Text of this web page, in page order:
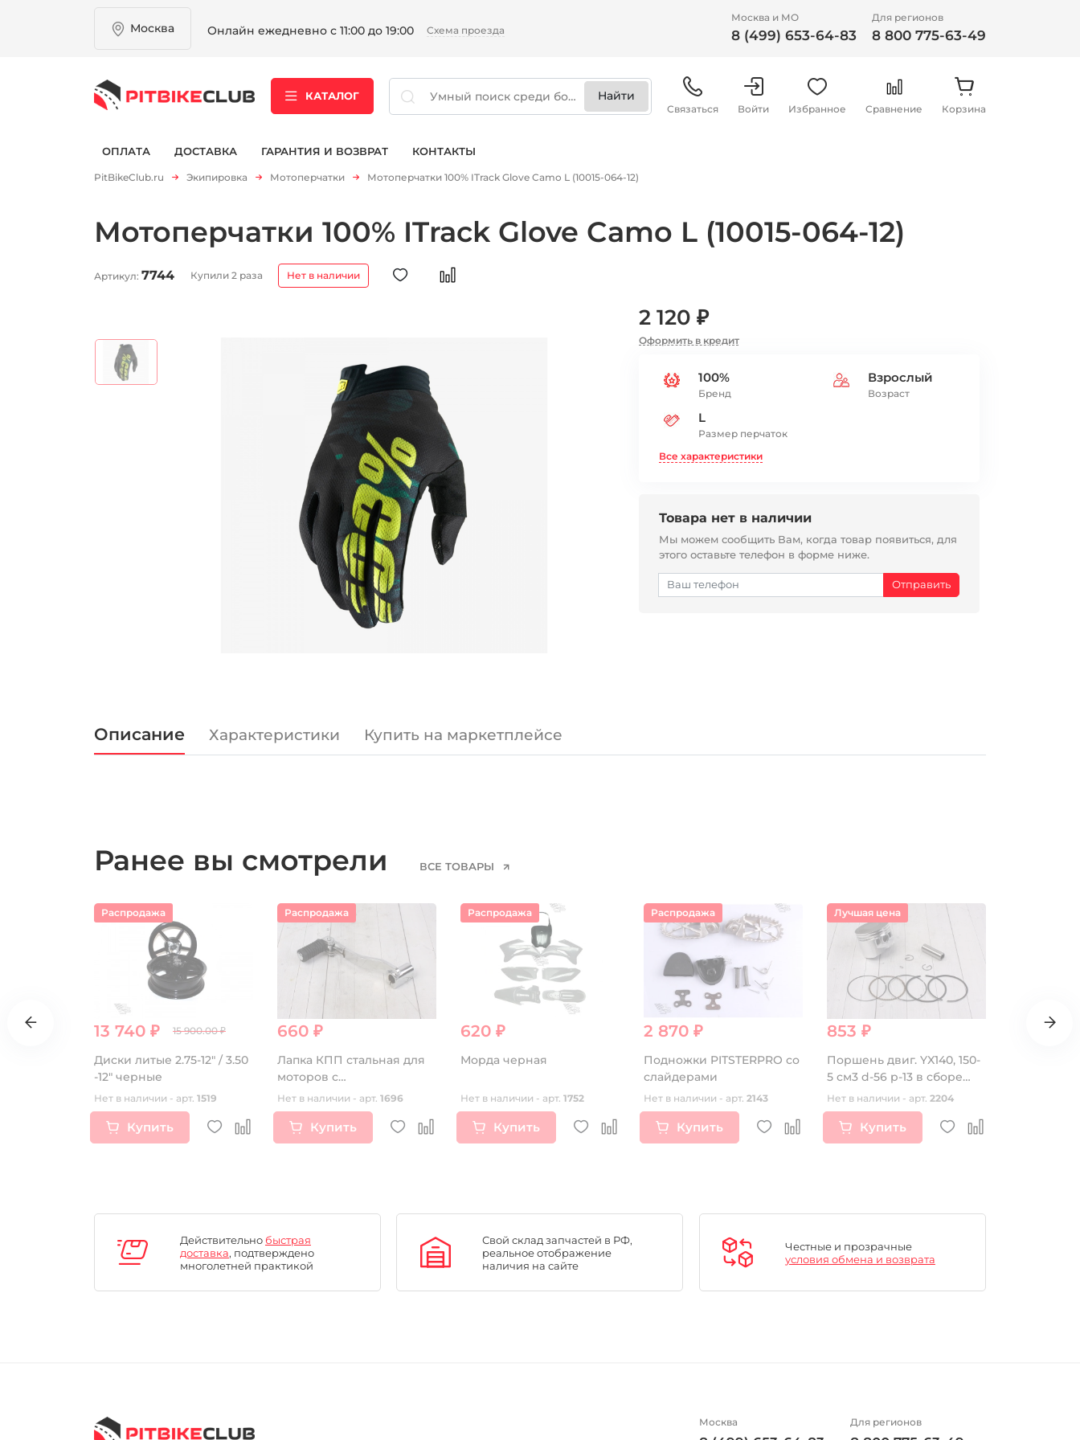
Москва Онлайн ежедневно с 11:00 до 19:00 Схема проезда
Москва и МО
8 (499) 653-64-83
Для регионов
8 800 775-63-49
КАТАЛОГ
Связаться Войти Избранное Сравнение Корзина
ОПЛАТА ДОСТАВКА ГАРАНТИЯ И ВОЗВРАТ КОНТАКТЫ
PitBikeClub.ru Экипировка Мотоперчатки Мотоперчатки 100% ITrack Glove Camo L (10015-064-12)
Мотоперчатки 100% ITrack Glove Camo L (10015-064-12)
Артикул: 7744 Купили 2 раза Нет в наличии
2 120 ₽
Оформить в кредит
100%
Бренд
Взрослый
Возраст
L
Размер перчаток
Все характеристики
Товара нет в наличии
Мы можем сообщить Вам, когда товар появиться, для
этого оставьте телефон в форме ниже.
Описание Характеристики Купить на маркетплейсе
Ранее вы смотрели ВСЕ ТОВАРЫ
Распродажа
13 740 ₽ 15 900.00 ₽
Диски литые 2.75-12" / 3.50
-12" черные
Нет в наличии - арт. 1519
Купить
Распродажа
660 ₽
Лапка КПП стальная для
моторов с
электростартером
Нет в наличии - арт. 1696
Купить
Распродажа
620 ₽
Морда черная
Нет в наличии - арт. 1752
Купить
Распродажа
2 870 ₽
Подножки PITSTERPRO со
слайдерами
Нет в наличии - арт. 2143
Купить
Лучшая цена
853 ₽
Поршень двиг. YX140, 150-
5 см3 d-56 p-13 в сборе
SM-PARTS
Нет в наличии - арт. 2204
Купить
3 440 ₽
Действительно быстрая
доставка, подтверждено
многолетней практикой
Свой склад запчастей в РФ,
реальное отображение
наличия на сайте
Честные и прозрачные
условия обмена и возврата
Москва Для регионов